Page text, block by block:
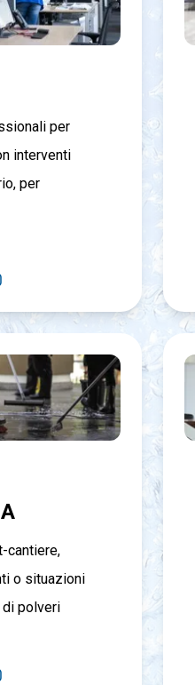
per
interventi
per
cantiere,
o situazioni
di polveri